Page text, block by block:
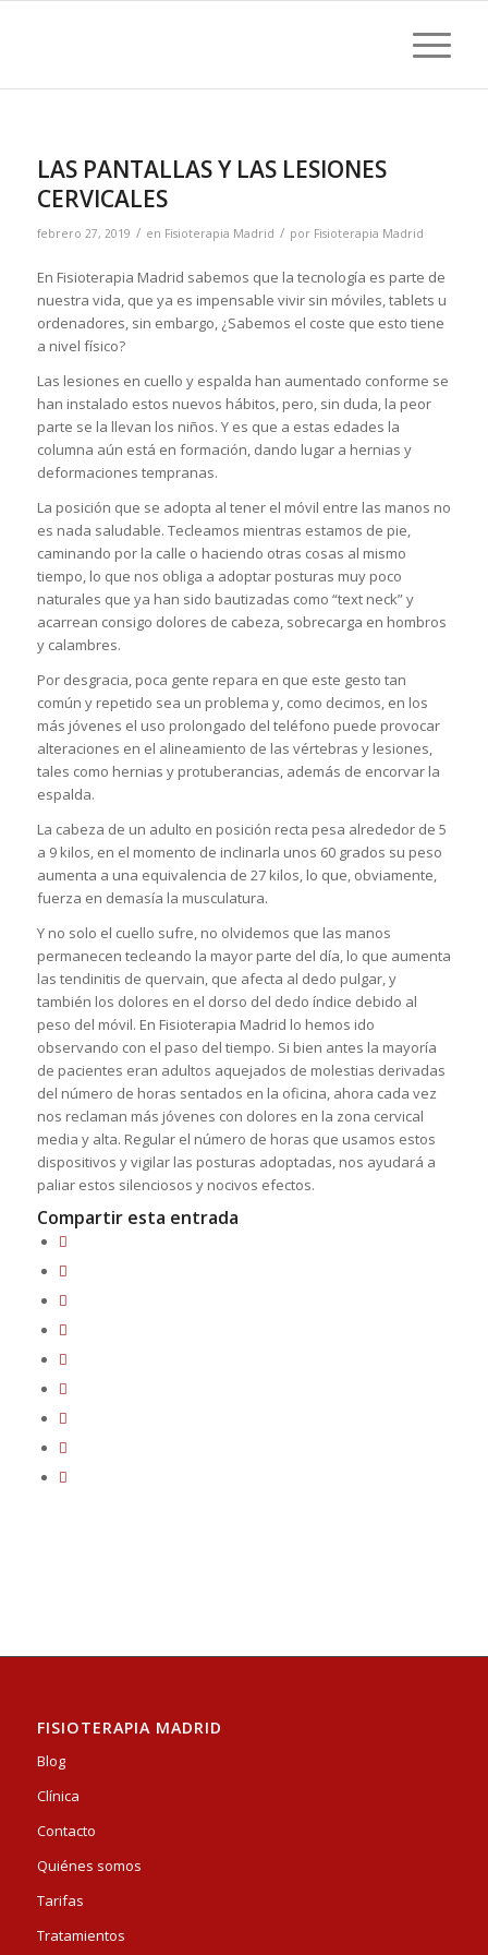
LAS PANTALLAS Y LAS LESIONES
CERVICALES
febrero 27, 2019 / en Fisioterapia Madrid / por Fisioterapia Madrid
En Fisioterapia Madrid sabemos que la tecnología es parte de
nuestra vida, que ya es impensable vivir sin móviles, tablets u
ordenadores, sin embargo, ¿Sabemos el coste que esto tiene
a nivel físico?
Las lesiones en cuello y espalda han aumentado conforme se
han instalado estos nuevos hábitos, pero, sin duda, la peor
parte se la llevan los niños. Y es que a estas edades la
columna aún está en formación, dando lugar a hernias y
deformaciones tempranas.
La posición que se adopta al tener el móvil entre las manos no
es nada saludable. Tecleamos mientras estamos de pie,
caminando por la calle o haciendo otras cosas al mismo
tiempo, lo que nos obliga a adoptar posturas muy poco
naturales que ya han sido bautizadas como “text neck” y
acarrean consigo dolores de cabeza, sobrecarga en hombros
y calambres.
Por desgracia, poca gente repara en que este gesto tan
común y repetido sea un problema y, como decimos, en los
más jóvenes el uso prolongado del teléfono puede provocar
alteraciones en el alineamiento de las vértebras y lesiones,
tales como hernias y protuberancias, además de encorvar la
espalda.
La cabeza de un adulto en posición recta pesa alrededor de 5
a 9 kilos, en el momento de inclinarla unos 60 grados su peso
aumenta a una equivalencia de 27 kilos, lo que, obviamente,
fuerza en demasía la musculatura.
Y no solo el cuello sufre, no olvidemos que las manos
permanecen tecleando la mayor parte del día, lo que aumenta
las tendinitis de quervain, que afecta al dedo pulgar, y
también los dolores en el dorso del dedo índice debido al
peso del móvil. En Fisioterapia Madrid lo hemos ido
observando con el paso del tiempo. Si bien antes la mayoría
de pacientes eran adultos aquejados de molestias derivadas
del número de horas sentados en la oficina, ahora cada vez
nos reclaman más jóvenes con dolores en la zona cervical
media y alta. Regular el número de horas que usamos estos
dispositivos y vigilar las posturas adoptadas, nos ayudará a
paliar estos silenciosos y nocivos efectos.
Compartir esta entrada
FISIOTERAPIA MADRID
Blog
Clínica
Contacto
Quiénes somos
Tarifas
Tratamientos